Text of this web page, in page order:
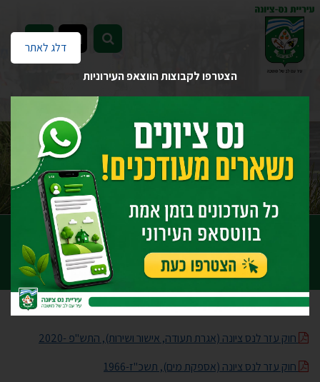
הצטרפו לקבוצות הווצאפ העירוניות
דלג לאתר EN
שקיפות חוקי עזר עירוניים
חוקי עזר עירוניים
חוק עזר לנס ציונה (אגרת ביוב), תשל"ה-1975
חוק עזר לנס ציונה (אגרת תעודה, אישור ושירות), התש"פ -2020
חוק עזר לנס ציונה (אספקת מים), תשכ"ז-1966